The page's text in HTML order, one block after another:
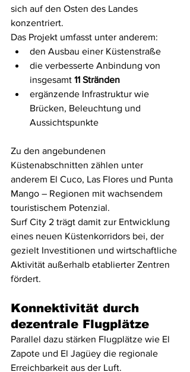
sich auf den Osten des Landes
konzentriert.
Das Projekt umfasst unter anderem:
den Ausbau einer Küstenstraße
die verbesserte Anbindung von
insgesamt 11 Stränden
ergänzende Infrastruktur wie
Brücken, Beleuchtung und
Aussichtspunkte
Zu den angebundenen
Küstenabschnitten zählen unter
anderem El Cuco, Las Flores und Punta
Mango – Regionen mit wachsendem
touristischem Potenzial.
Surf City 2 trägt damit zur Entwicklung
eines neuen Küstenkorridors bei, der
gezielt Investitionen und wirtschaftliche
Aktivität außerhalb etablierter Zentren
fördert.
Konnektivität durch
dezentrale Flugplätze
Parallel dazu stärken Flugplätze wie El
Zapote und El Jagüey die regionale
Erreichbarkeit aus der Luft.